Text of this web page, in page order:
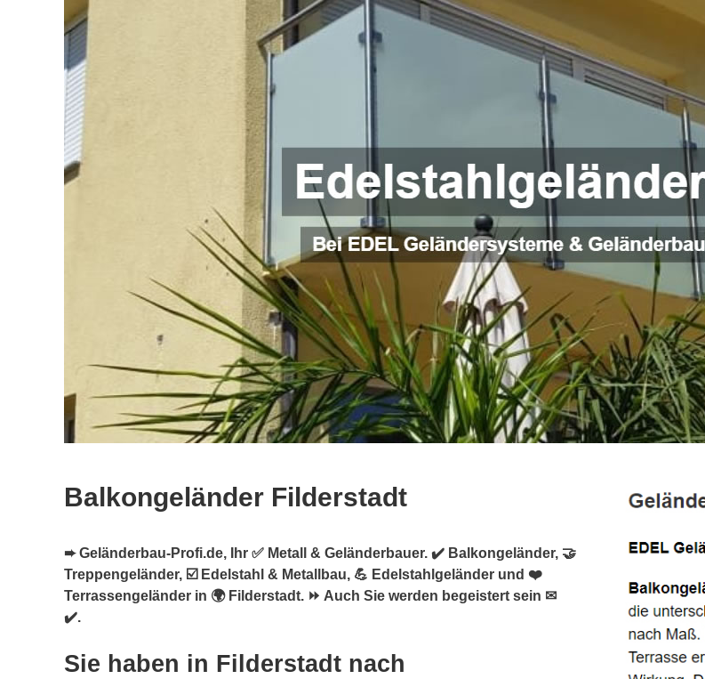
Balkongeländer Filderstadt
➨ Geländerbau-Profi.de, Ihr ✅ Metall & Geländerbauer. ✔️ Balkongeländer, 🤝
Treppengeländer, ☑️ Edelstahl & Metallbau, 💪 Edelstahlgeländer und ❤️
Terrassengeländer in 🌍 Filderstadt. ⏩ Auch Sie werden begeistert sein ✉
✔️.
Sie haben in Filderstadt nach